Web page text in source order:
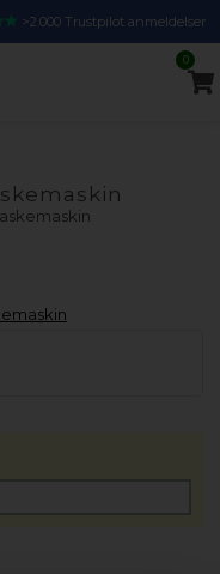
>2.000 Trustpilot anmeldelser
0